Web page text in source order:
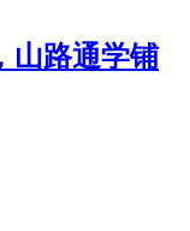
山路通学铺